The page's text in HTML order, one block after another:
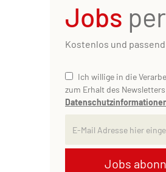
Jobs
Kostenlos und
Jobs
Ich willige in die
zum Erhalt des